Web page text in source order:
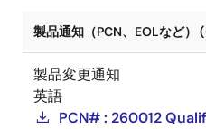
製品通知（PCN、EOLなど）
製品変更通知
英語
PCN# : 260012